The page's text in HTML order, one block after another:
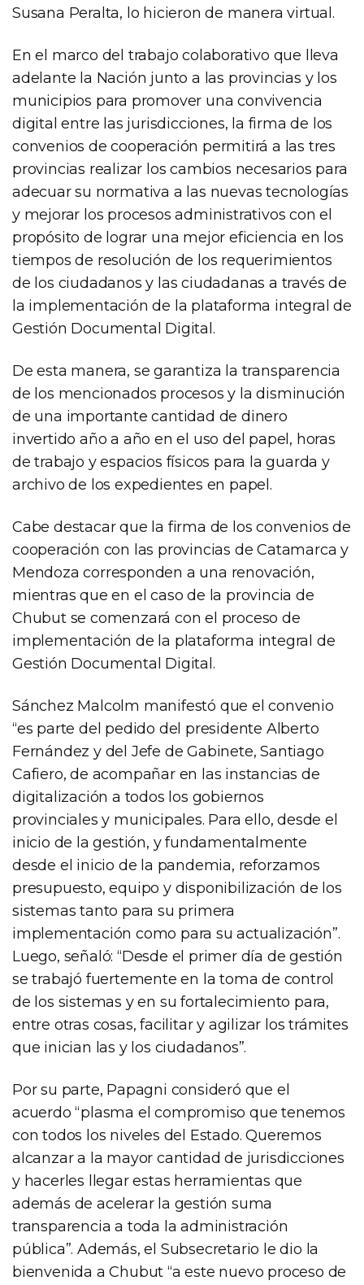
Susana Peralta, lo hicieron de manera virtual.
En el marco del trabajo colaborativo que lleva
adelante la Nación junto a las provincias y los
municipios para promover una convivencia
digital entre las jurisdicciones, la firma de los
convenios de cooperación permitirá a las tres
provincias realizar los cambios necesarios para
adecuar su normativa a las nuevas tecnologías
y mejorar los procesos administrativos con el
propósito de lograr una mejor eficiencia en los
tiempos de resolución de los requerimientos
de los ciudadanos y las ciudadanas a través de
la implementación de la plataforma integral de
Gestión Documental Digital.
De esta manera, se garantiza la transparencia
de los mencionados procesos y la disminución
de una importante cantidad de dinero
invertido año a año en el uso del papel, horas
de trabajo y espacios físicos para la guarda y
archivo de los expedientes en papel.
Cabe destacar que la firma de los convenios de
cooperación con las provincias de Catamarca y
Mendoza corresponden a una renovación,
mientras que en el caso de la provincia de
Chubut se comenzará con el proceso de
implementación de la plataforma integral de
Gestión Documental Digital.
Sánchez Malcolm manifestó que el convenio
“es parte del pedido del presidente Alberto
Fernández y del Jefe de Gabinete, Santiago
Cafiero, de acompañar en las instancias de
digitalización a todos los gobiernos
provinciales y municipales. Para ello, desde el
inicio de la gestión, y fundamentalmente
desde el inicio de la pandemia, reforzamos
presupuesto, equipo y disponibilización de los
sistemas tanto para su primera
implementación como para su actualización”.
Luego, señaló: “Desde el primer día de gestión
se trabajó fuertemente en la toma de control
de los sistemas y en su fortalecimiento para,
entre otras cosas, facilitar y agilizar los trámites
que inician las y los ciudadanos”.
Por su parte, Papagni consideró que el
acuerdo “plasma el compromiso que tenemos
con todos los niveles del Estado. Queremos
alcanzar a la mayor cantidad de jurisdicciones
y hacerles llegar estas herramientas que
además de acelerar la gestión suma
transparencia a toda la administración
pública”. Además, el Subsecretario le dio la
bienvenida a Chubut “a este nuevo proceso de